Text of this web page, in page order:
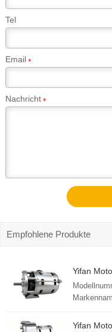
Tel
Email*
Nachricht*
Empfohlene Produkte
Yifan
20W,
FOB-
Yifan